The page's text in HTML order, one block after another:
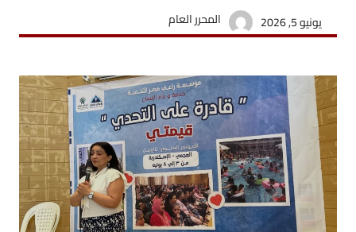
يونيو 5, 2026 المحرر العام